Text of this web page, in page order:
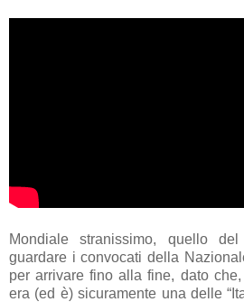
Mondiale stranissimo, quello
guardare i convocati della
per arrivare fino alla fine, dato
era (ed è) sicuramente una delle